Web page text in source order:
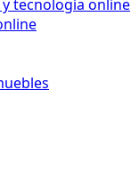
tecnología online